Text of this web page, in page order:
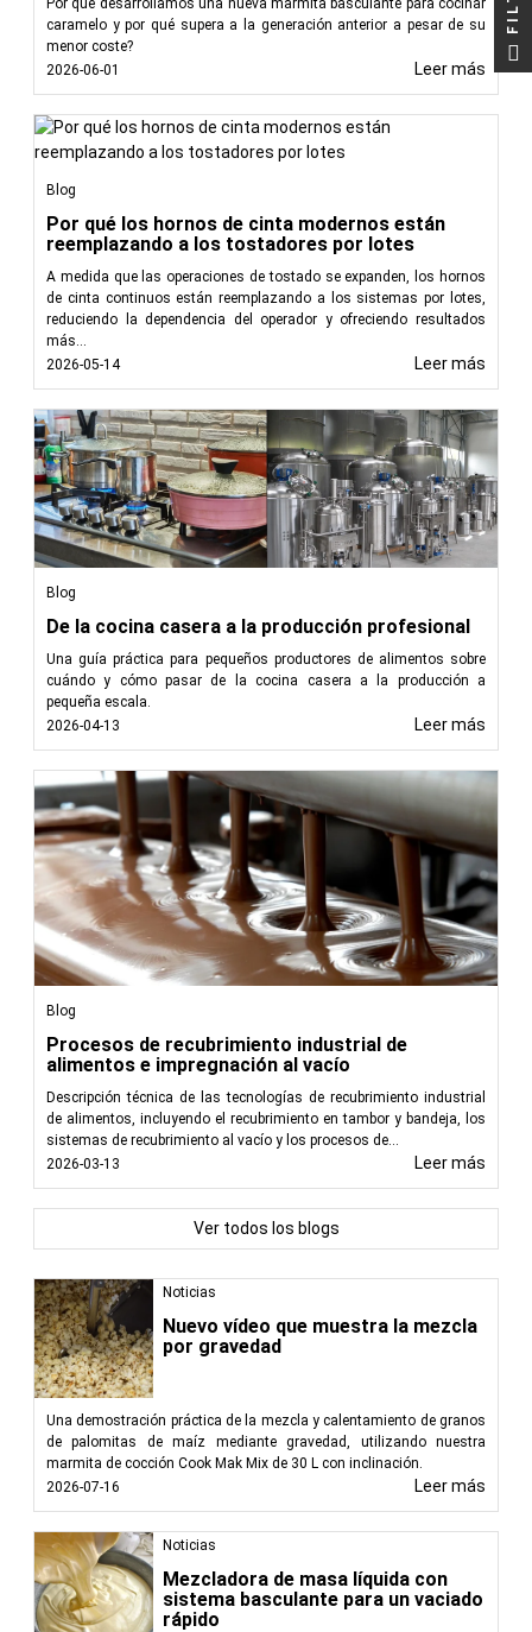
Noticias
Nuevo vídeo que muestra la mezcla
por gravedad
Una demostración práctica de la mezcla y calentamiento de granos
de palomitas de maíz mediante gravedad, utilizando nuestra
marmita de cocción Cook Mak Mix de 30 L con inclinación.
2026-07-16
Leer más
Noticias
Mezcladora de masa líquida con
sistema basculante para un vaciado
rápido
Por qué desarrollamos una nueva marmita basculante para cocinar
caramelo y por qué supera a la generación anterior a pesar de su
menor coste?
2026-06-01
Leer más
Blog
Por qué los hornos de cinta modernos están
reemplazando a los tostadores por lotes
A medida que las operaciones de tostado se expanden, los hornos
de cinta continuos están reemplazando a los sistemas por lotes,
reduciendo la dependencia del operador y ofreciendo resultados
más...
2026-05-14
Leer más
Blog
De la cocina casera a la producción profesional
Una guía práctica para pequeños productores de alimentos sobre
cuándo y cómo pasar de la cocina casera a la producción a
pequeña escala.
2026-04-13
Leer más
Blog
Procesos de recubrimiento industrial de
alimentos e impregnación al vacío
Descripción técnica de las tecnologías de recubrimiento industrial
de alimentos, incluyendo el recubrimiento en tambor y bandeja, los
sistemas de recubrimiento al vacío y los procesos de...
2026-03-13
Leer más
Ver todos los blogs